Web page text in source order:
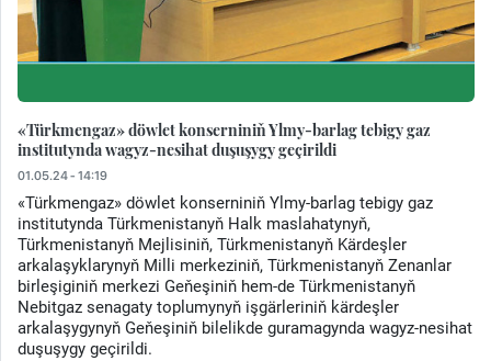
«Türkmengaz» döwlet konserniniň Ylmy-barlag tebigy gaz
institutynda wagyz-nesihat duşuşygy geçirildi
01.05.24 - 14:19
«Türkmengaz» döwlet konserniniň Ylmy-barlag tebigy gaz
institutynda Türkmenistanyň Halk maslahatynyň,
Türkmenistanyň Mejlisiniň, Türkmenistanyň Kärdeşler
arkalaşyklarynyň Milli merkeziniň, Türkmenistanyň Zenanlar
birleşiginiň merkezi Geňeşiniň hem-de Türkmenistanyň
Nebitgaz senagaty toplumynyň işgärleriniň kärdeşler
arkalaşygynyň Geňeşiniň bilelikde guramagynda wagyz-nesihat
duşuşygy geçirildi.